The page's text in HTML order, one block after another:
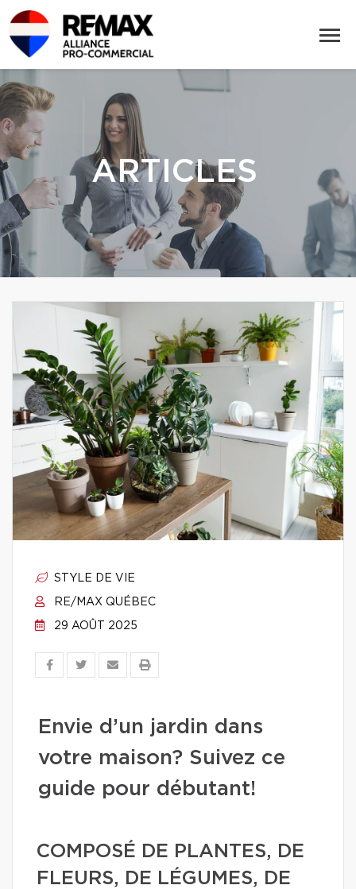
ARTICLES
STYLE DE VIE
RE/MAX QUÉBEC
29 AOÛT 2025
Envie d’un jardin dans
votre maison? Suivez ce
guide pour débutant!
COMPOSÉ DE PLANTES, DE
FLEURS, DE LÉGUMES, DE